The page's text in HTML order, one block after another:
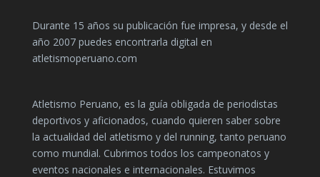
Durante 15 años su publicación fue impresa, y desde el
año 2007 puedes encontrarla digital en
atletismoperuano.com
Atletismo Peruano, es la guía obligada de periodistas
deportivos y aficionados, cuando quieren saber sobre
la actualidad del atletismo y del running, tanto peruano
como mundial. Cubrimos todos los campeonatos y
eventos nacionales e internacionales. Estuvimos